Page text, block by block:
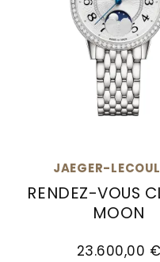
Ref: Q3523490,
JAEGER-
RENDEZ-VOUS
MOON
23.600,00 €